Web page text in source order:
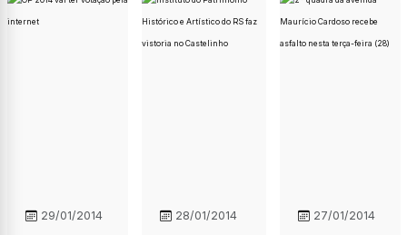
29/01/2014 28/01/2014 27/01/2014